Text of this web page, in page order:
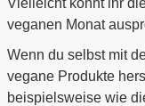
Vielleicht könnt ihr
veganen Monat
Wenn du selbst mit
vegane Produkte
beispielsweise wie